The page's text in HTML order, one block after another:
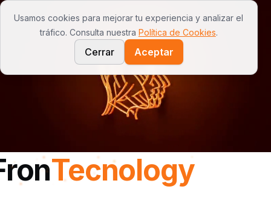
Tu Negocio en 1m² - Kioskos Autónomos
Tecnology
Usamos cookies para mejorar tu experiencia y analizar el
tráfico. Consulta nuestra Política de Cookies.
Cerrar Aceptar